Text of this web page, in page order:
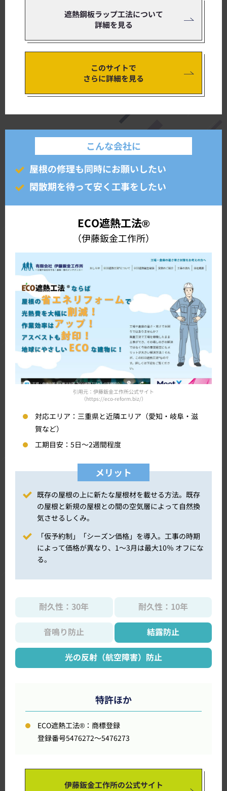
遮熱鋼板ラップ工法について
詳細を見る
このサイトで
さらに詳細を見る
こんな会社に
屋根の修理も同時にお願いしたい
閑散期を待って安く工事をしたい
ECO遮熱工法®
（伊藤鈑金工作所）
引用元：伊藤鈑金工作所公式サイト
（https://eco-reform.biz/）
対応エリア： 三重県と近隣エリア（愛知・岐阜・滋
賀など）
工期目安： 5日～2週間程度
メリット
既存の屋根の上に新たな屋根材を載せる方法。既存
の屋根と新規の屋根との間の空気層によって自然換
気させるしくみ。
「仮予約制」「シーズン価格」を導入。工事の時期
によって価格が異なり、1～3月は最大10％ オフにな
る。
耐久性：30年 耐久性：10年
音鳴り防止 結露防止
光の反射（航空障害）防止
特許ほか
ECO遮熱工法®：商標登録
登録番号5476272～5476273
伊藤鈑金工作所の公式サイト